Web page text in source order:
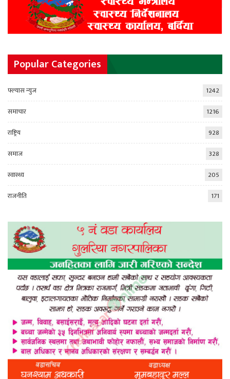
Popular Categories
फ्ल्यास न्युज
1242
समाचार
1216
राष्ट्रिय
928
समाज
328
स्वास्थ्य
205
राजनीति
171